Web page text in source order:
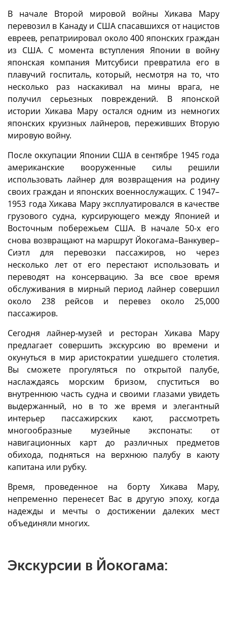
В начале Второй мировой войны Хикава Мару
перевозил в Канаду и США спасавшихся от нацистов
евреев, репатриировал около 400 японских граждан
из США. С момента вступления Японии в войну
японская компания Митсубиси превратила его в
плавучий госпиталь, который, несмотря на то, что
несколько раз наскакивал на мины врага, не
получил серьезных повреждений. В японской
истории Хикава Мару остался одним из немногих
японских круизных лайнеров, переживших Вторую
мировую войну.
После оккупации Японии США в сентябре 1945 года
американские вооруженные силы решили
использовать лайнер для возвращения на родину
своих граждан и японских военнослужащих. С 1947–
1953 года Хикава Мару эксплуатировался в качестве
грузового судна, курсирующего между Японией и
Восточным побережьем США. В начале 50-х его
снова возвращают на маршрут Йокогама–Ванкувер–
Сиэтл для перевозки пассажиров, но через
несколько лет от его перестают использовать и
переводят на консервацию. За все свое время
обслуживания в мирный период лайнер совершил
около 238 рейсов и перевез около 25,000
пассажиров.
Сегодня лайнер-музей и ресторан Хикава Мару
предлагает совершить экскурсию во времени и
окунуться в мир аристократии ушедшего столетия.
Вы сможете прогуляться по открытой палубе,
наслаждаясь морским бризом, спуститься во
внутреннюю часть судна и своими глазами увидеть
выдержанный, но в то же время и элегантный
интерьер пассажирских кают, рассмотреть
многообразные музейные экспонаты: от
навигационных карт до различных предметов
обихода, подняться на верхнюю палубу в каюту
капитана или рубку.
Время, проведенное на борту Хикава Мару,
непременно перенесет Вас в другую эпоху, когда
надежды и мечты о достижении далеких мест
объединяли многих.
Экскурсии в Йокогама: